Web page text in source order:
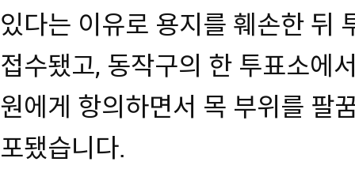
있다는 이유로 용지를 훼손한 뒤
접수됐고, 동작구의 한 투표소에
원에게 항의하면서 목 부위를 팔
포됐습니다.